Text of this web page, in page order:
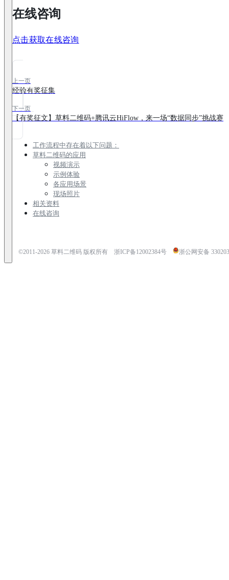
在线咨询
点击获取在线咨询
上一页
经验有奖征集
下一页
【有奖征文】草料二维码+腾讯云HiFlow，来一场“数据同步”挑战赛
工作流程中存在着以下问题：
草料二维码的应用
视频演示
示例体验
各应用场景
现场照片
相关资料
在线咨询
©2011-2026草料二维码 版权所有 浙ICP备12002384号 浙公网安备